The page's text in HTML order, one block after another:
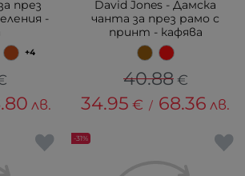
през
-
+4
лв.
David Jones - Дамска
чанта за през рамо с
принт - кафява
40.88 €
34.95 € / 68.36 лв.
-31%